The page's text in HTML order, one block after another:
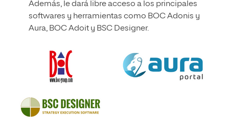
Además, le dará libre acceso a los principales
softwares y herramientas como BOC Adonis y
Aura, BOC Adoit y BSC Designer.